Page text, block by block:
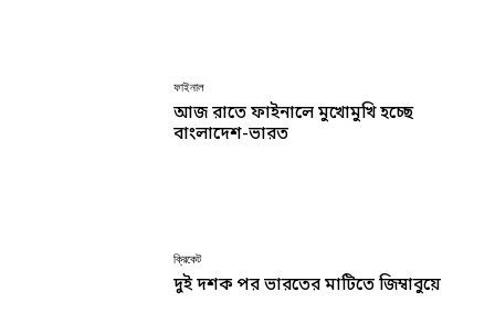
ফাইনাল
আজ রাতে ফাইনালে মুখোমুখি হচ্ছে
বাংলাদেশ-ভারত
ক্রিকেট
দুই দশক পর ভারতের মাটিতে জিম্বাবুয়ে